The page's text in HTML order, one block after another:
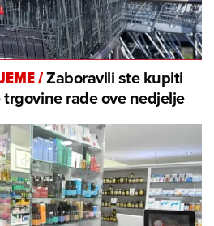
/Zaboravili ste kupiti
trgovine rade ove nedjelje